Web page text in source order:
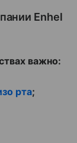
Enhel
важно:
рта;